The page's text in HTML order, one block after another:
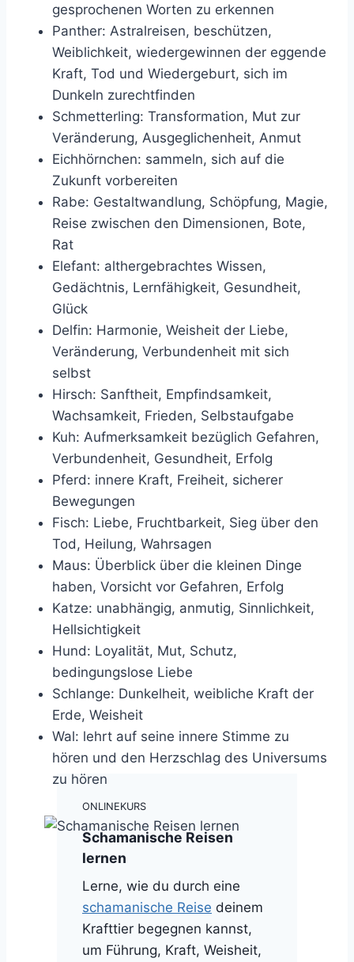
gesprochenen Worten zu erkennen
Panther: Astralreisen, beschützen,
Weiblichkeit, wiedergewinnen der eggende
Kraft, Tod und Wiedergeburt, sich im
Dunkeln zurechtfinden
Schmetterling: Transformation, Mut zur
Veränderung, Ausgeglichenheit, Anmut
Eichhörnchen: sammeln, sich auf die
Zukunft vorbereiten
Rabe: Gestaltwandlung, Schöpfung, Magie,
Reise zwischen den Dimensionen, Bote,
Rat
Elefant: althergebrachtes Wissen,
Gedächtnis, Lernfähigkeit, Gesundheit,
Glück
Delfin: Harmonie, Weisheit der Liebe,
Veränderung, Verbundenheit mit sich
selbst
Hirsch: Sanftheit, Empfindsamkeit,
Wachsamkeit, Frieden, Selbstaufgabe
Kuh: Aufmerksamkeit bezüglich Gefahren,
Verbundenheit, Gesundheit, Erfolg
Pferd: innere Kraft, Freiheit, sicherer
Bewegungen
Fisch: Liebe, Fruchtbarkeit, Sieg über den
Tod, Heilung, Wahrsagen
Maus: Überblick über die kleinen Dinge
haben, Vorsicht vor Gefahren, Erfolg
Katze: unabhängig, anmutig, Sinnlichkeit,
Hellsichtigkeit
Hund: Loyalität, Mut, Schutz,
bedingungslose Liebe
Schlange: Dunkelheit, weibliche Kraft der
Erde, Weisheit
Wal: lehrt auf seine innere Stimme zu
hören und den Herzschlag des Universums
zu hören
ONLINEKURS
Schamanische Reisen
lernen
Lerne, wie du durch eine
schamanische Reise deinem
Krafttier begegnen kannst,
um Führung, Kraft, Weisheit,